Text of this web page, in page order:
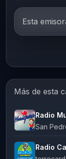
Esta
Más de esta
Radio
San
Radio